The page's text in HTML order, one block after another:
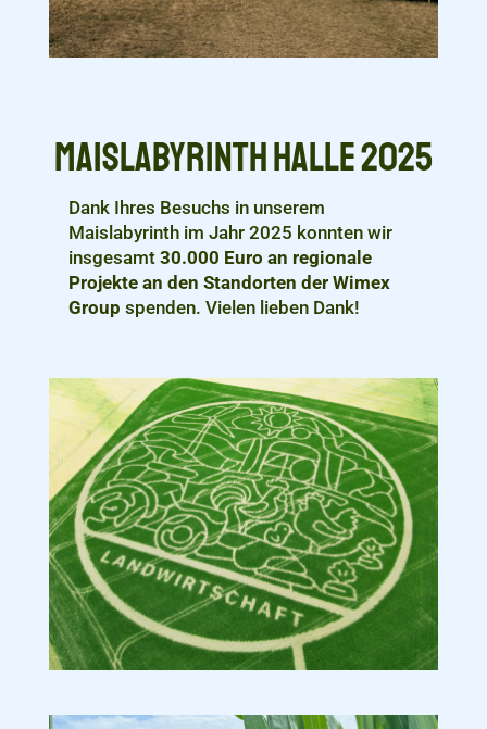
Maislabyrinth Halle 2025
Dank Ihres Besuchs in unserem
Maislabyrinth im Jahr 2025 konnten wir
insgesamt
30.000 Euro an regionale
Projekte an den Standorten der Wimex
Group
spenden. Vielen lieben Dank!